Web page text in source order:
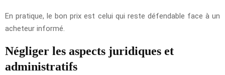
En pratique, le bon prix est celui qui reste défendable face à un
acheteur informé.
Négliger les aspects juridiques et
administratifs